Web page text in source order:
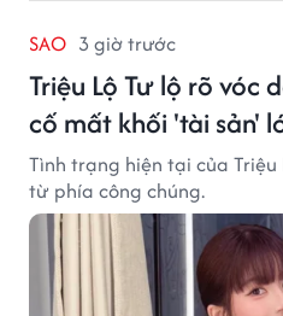
SAO 3 giờ trước
Triệu Lộ Tư lộ rõ vóc
cố mất khối 'tài sản'
Tình trạng hiện tại của
từ phía công chúng.